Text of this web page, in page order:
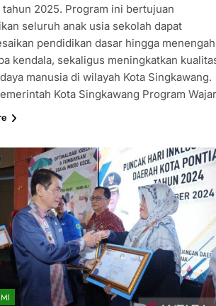
tahun 2025. Program ini bertujuan
seluruh anak usia sekolah dapat
pendidikan dasar hingga menengah
kendala, sekaligus meningkatkan
manusia di wilayah Kota Singkawang.
Kota Singkawang Program